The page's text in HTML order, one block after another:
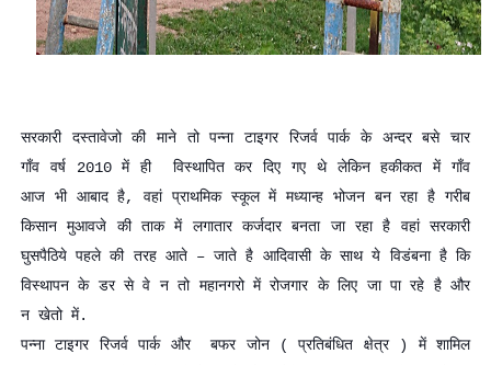
सरकारी दस्तावेजो की माने तो पन्ना टाइगर रिजर्व पार्क के अन्दर बसे चार
गाँव वर्ष 2010 में ही विस्थापित कर दिए गए थे लेकिन हकीकत में गाँव
आज भी आबाद है, वहां प्राथमिक स्कूल में मध्यान्ह भोजन बन रहा है गरीब
किसान मुआवजे की ताक में लगातार कर्जदार बनता जा रहा है वहां सरकारी
घुसपैठिये पहले की तरह आते – जाते है आदिवासी के साथ ये विडंबना है कि
विस्थापन के डर से वे न तो महानगरो में रोजगार के लिए जा पा रहे है और
न खेतो में.
पन्ना टाइगर रिजर्व पार्क और बफर जोन ( प्रतिबंधित क्षेत्र ) में शामिल